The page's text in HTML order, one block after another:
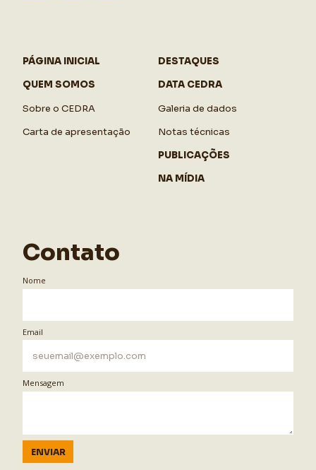
PÁGINA INICIAL
QUEM SOMOS
Sobre o CEDRA
Carta de apresentação
DESTAQUES
DATA CEDRA
Galeria de dados
Notas técnicas
PUBLICAÇÕES
NA MÍDIA
Contato
Nome
Email
Mensagem
ENVIAR